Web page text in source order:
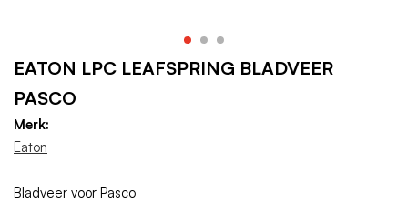
EATON LPC LEAFSPRING BLADVEER
PASCO
Merk:
Eaton
Bladveer voor Pasco